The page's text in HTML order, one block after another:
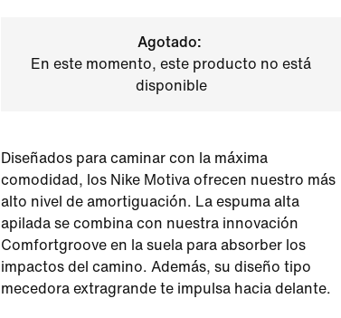
Agotado:
En este momento, este producto no está
disponible
Diseñados para caminar con la máxima
comodidad, los Nike Motiva ofrecen nuestro más
alto nivel de amortiguación. La espuma alta
apilada se combina con nuestra innovación
Comfortgroove en la suela para absorber los
impactos del camino. Además, su diseño tipo
mecedora extragrande te impulsa hacia delante.